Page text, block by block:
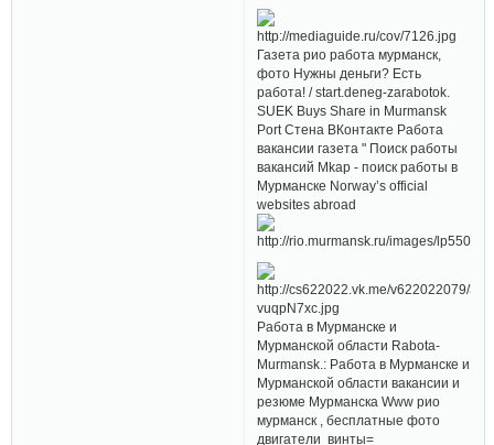
Газета рио работа мурманск,
фото Нужны деньги? Есть
работа! / start.deneg-zarabotok.
SUEK Buys Share in Murmansk
Port Стена ВКонтакте Работа
вакансии газета " Поиск работы
вакансий Mkap - поиск работы в
Мурманске Norway’s official
websites abroad
Работа в Мурманске и
Мурманской области Rabota-
Murmansk.: Работа в Мурманске и
Мурманской области вакансии и
резюме Мурманска Www рио
мурманск , бесплатные фото
двигатели винты=